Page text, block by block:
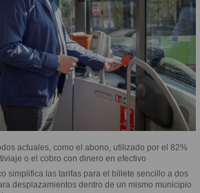
actuales, como el abono, utilizado por el 82%
o el cobro con dinero en efectivo
simplifica las tarifas para el billete sencillo a dos
desplazamientos dentro de un mismo municipio